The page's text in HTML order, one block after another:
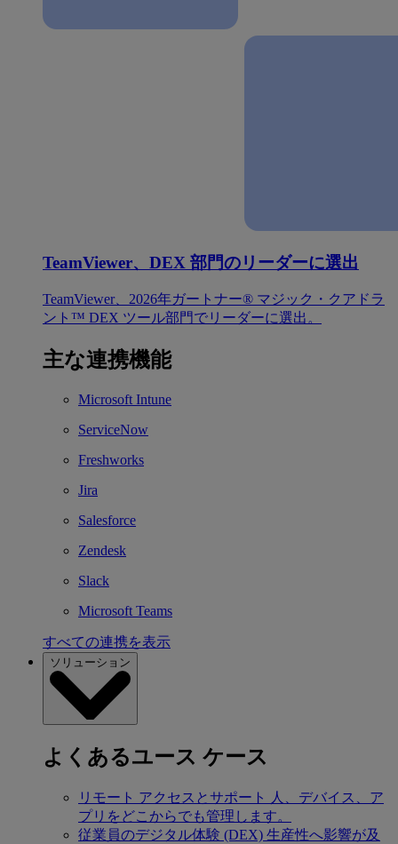
TeamViewer、DEX 部門のリーダーに選出
TeamViewer、2026年ガートナー® マジック・クアドラ
ント™ DEX ツール部門でリーダーに選出。
主な連携機能
Microsoft Intune
ServiceNow
Freshworks
Jira
Salesforce
Zendesk
Slack
Microsoft Teams
すべての連携を表示
ソリューション
よくあるユース ケース
リモート アクセスとサポート
人、デバイス、ア
プリをどこからでも管理します。
従業員のデジタル体験 (DEX) 生産性へ影響が及